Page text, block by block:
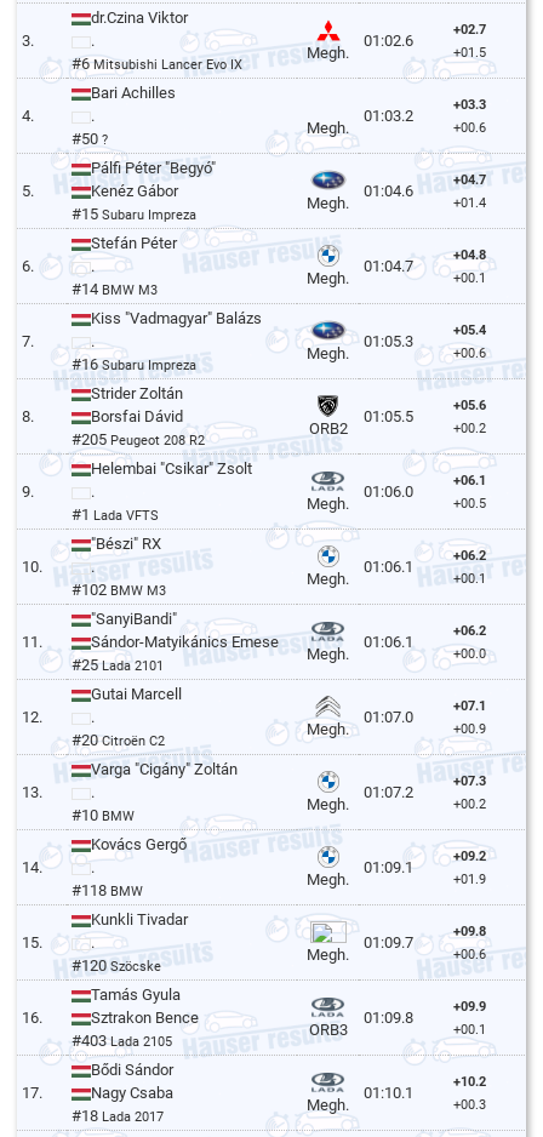
3.
dr.Czina Viktor
.
#6Mitsubishi Lancer Evo IX
Megh.
01:02.6
+02.7
+01.5
4.
Bari Achilles
.
#50?
Megh.
01:03.2
+03.3
+00.6
5.
Pálfi Péter "Begyó"
Kenéz Gábor
#15Subaru Impreza
Megh.
01:04.6
+04.7
+01.4
6.
Stefán Péter
.
#14 BMW M3
Megh.
01:04.7
+04.8
+00.1
7.
Kiss "Vadmagyar" Balázs
.
#16Subaru Impreza
Megh.
01:05.3
+05.4
+00.6
8.
Strider Zoltán
Borsfai Dávid
#205 Peugeot 208 R2
ORB2
01:05.5
+05.6
+00.2
9.
Helembai "Csikar" Zsolt
.
#1 Lada VFTS
Megh.
01:06.0
+06.1
+00.5
10.
"Bészi" RX
.
#102 BMW M3
Megh.
01:06.1
+06.2
+00.1
11.
"SanyiBandi"
Sándor-Matyikánics Emese
#25Lada 2101
Megh.
01:06.1
+06.2
+00.0
12.
Gutai Marcell
.
#20Citroën C2
Megh.
01:07.0
+07.1
+00.9
13.
Varga "Cigány" Zoltán
.
#10 BMW
Megh.
01:07.2
+07.3
+00.2
14.
Kovács Gergő
.
#118 BMW
Megh.
01:09.1
+09.2
+01.9
15.
Kunkli Tivadar
.
#120Szöcske
Megh.
01:09.7
+09.8
+00.6
16.
Tamás Gyula
Sztrakon Bence
#403Lada 2105
ORB3
01:09.8
+09.9
+00.1
17.
Bődi Sándor
Nagy Csaba
#18 Lada 2017
Megh.
01:10.1
+10.2
+00.3